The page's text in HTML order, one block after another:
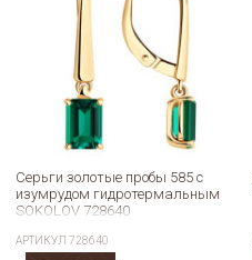
Серьги золотые пробы 585 с
изумрудом гидротермальным
SOKOLOV 728640
АРТИКУЛ728640